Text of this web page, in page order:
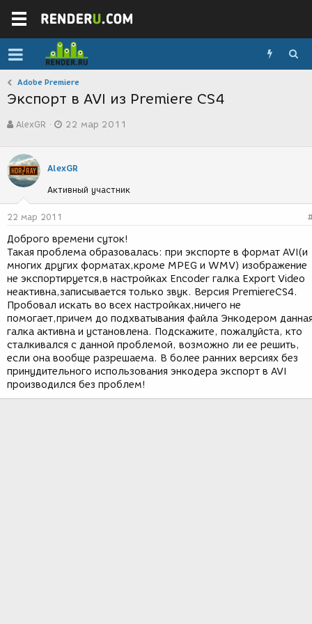
Adobe Premiere
Экспорт в AVI из Premiere CS4
в
о
р
т
е
м
ы
AlexGR
а
с
з
д
и
я
22 мар 2011
AlexGR
Активный участник
22 мар 2011
Доброго времени суток!
Такая проблема образовалась: при экспорте в формат AVI(и
многих других форматах,кроме MPEG и WMV) изображение
не экспортируется,в настройках Encoder галка Export Video
неактивна,записывается только звук. Версия PremiereCS4.
Пробовал искать во всех настройках,ничего не
помогает,причем до подхватывания файла Энкодером
галка активна и установлена. Подскажите, пожалуйста, кто
сталкивался с данной проблемой, возможно ли ее решить,
если она вообще разрешаема. В более ранних версиях без
принудительного использования энкодера экспорт в AVI
производился без проблем!